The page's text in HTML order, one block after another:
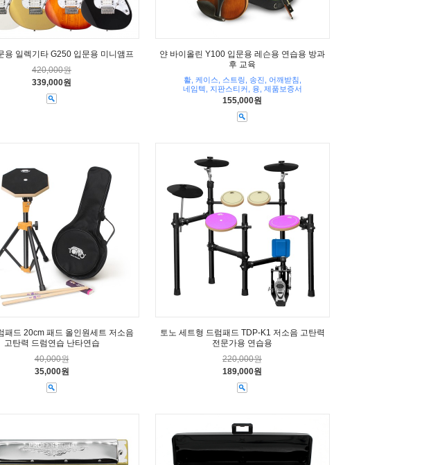
용 일렉기타 G250 입문용 미니앰프
420,000원
339,000원
얀 바이올린 Y100 입문용 레슨용 연습용 방과
후 교육
활, 케이스, 스트링, 송진, 어깨받침,
네임텍, 지판스티커, 융, 제품보증서
155,000원
패드 20cm 패드 올인원세트 저소음
고탄력 드럼연습 난타연습
40,000원
35,000원
토노 세트형 드럼패드 TDP-K1 저소음 고탄력
전문가용 연습용
220,000원
189,000원